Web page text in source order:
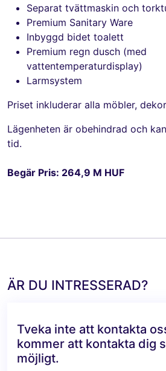
Separat tvättmaskin och
Premium Sanitary Ware
Inbyggd bidet toalett
Premium regn dusch (med
vattentemperaturdisplay)
Larmsystem
Priset inkluderar alla möbler,
Lägenheten är obehindrad och
tid.
Begär Pris: 264,9 M HUF
ÄR DU INTRESSERAD?
Tveka inte att kontakta
kommer att kontakta dig
möjligt.